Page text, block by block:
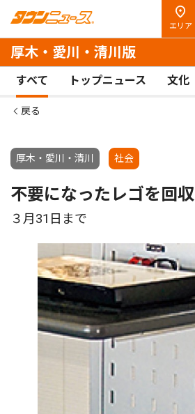
エリア
厚木・愛川・清川版
すべて トップニュース 文化
戻る
厚木・愛川・清川 社会
不要になったレゴを回収
３月31日まで